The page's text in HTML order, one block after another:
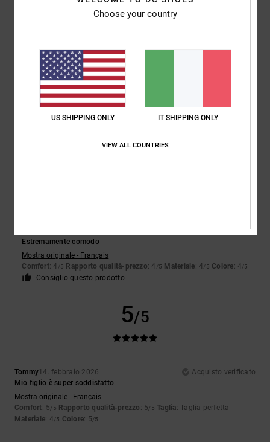
5/5
16. febbraio 2026
Sono comode, belle e di buona qualità
Mostra originale - Castellano
/5 Rapporto qualità-prezzo Taglia: GrandeMateriale
Samuel15. febbraio 2026
Acquisto verificato
Estremamente comodo
Mostra originale - Français
Comfort: 4 /5 Rapporto qualità-prezzo: 4 /5 Materiale: 4/5 Colore: 4/5
Consiglio questo prodotto
5/5
Tommy14. febbraio 2026
Acquisto verificato
Mio figlio è super soddisfatto
Mostra originale - Français
Comfort: 5/5 Rapporto qualità-prezzo : 5/5 Taglia: Taglia perfetta
Materiale: 4/5 Colore: 5/5
Choose your country
US SHIPPING ONLY IT SHIPPING ONLY
VIEW ALL COUNTRIES